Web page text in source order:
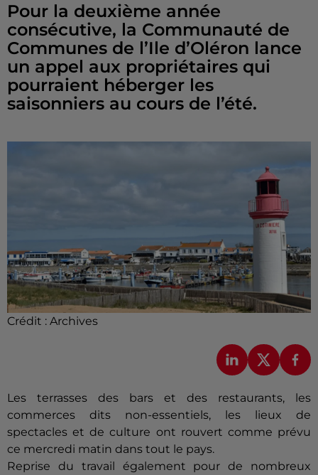
Pour la deuxième année
consécutive, la Communauté de
Communes de l’Ile d’Oléron lance
un appel aux propriétaires qui
pourraient héberger les
saisonniers au cours de l’été.
Crédit : Archives
Les terrasses des bars et des restaurants, les
commerces dits non-essentiels, les lieux de
spectacles et de culture ont rouvert comme prévu
ce mercredi matin dans tout le pays.
Reprise du travail également pour de nombreux